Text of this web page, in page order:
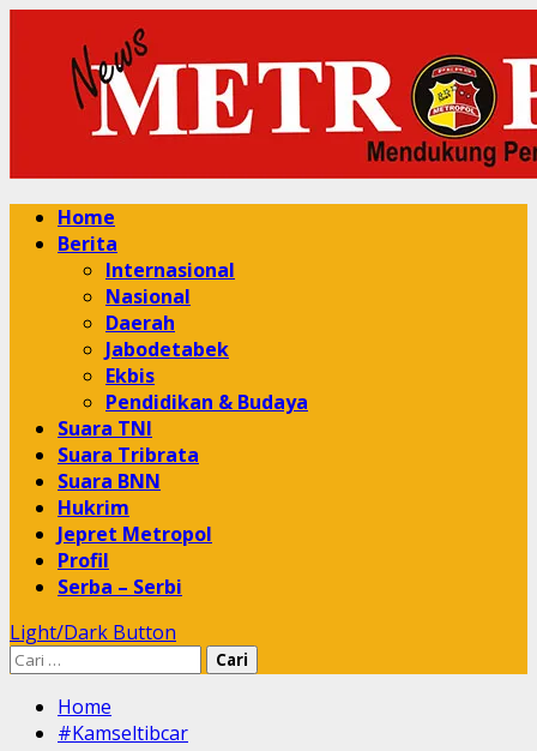
content
Primary
Menu
Home
Berita
Internasional
Nasional
Daerah
Jabodetabek
Ekbis
Pendidikan & Budaya
Suara TNI
Suara Tribrata
Suara BNN
Hukrim
Jepret Metropol
Profil
Serba – Serbi
Light/Dark Button
Cari
Home
#Kamseltibcar